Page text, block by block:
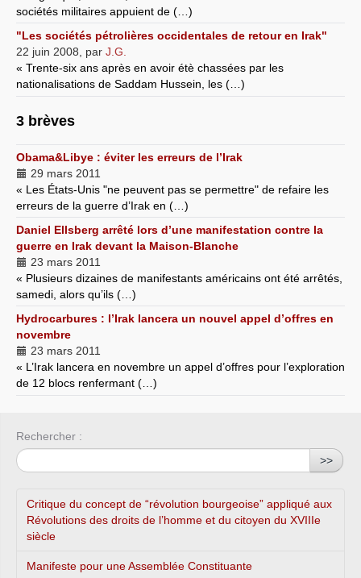
sociétés militaires appuient de (…)
"Les sociétés pétrolières occidentales de retour en Irak"
22 juin 2008
par J.G.
« Trente-six ans après en avoir étè chassées par les
nationalisations de Saddam Hussein, les (…)
3 brèves
Obama&Libye : éviter les erreurs de l’Irak
29 mars 2011
« Les États-Unis "ne peuvent pas se permettre" de refaire les
erreurs de la guerre d’Irak en (…)
Daniel Ellsberg arrêté lors d’une manifestation contre la
guerre en Irak devant la Maison-Blanche
23 mars 2011
« Plusieurs dizaines de manifestants américains ont été arrêtés,
samedi, alors qu’ils (…)
Hydrocarbures : l’Irak lancera un nouvel appel d’offres en
novembre
23 mars 2011
« L’Irak lancera en novembre un appel d’offres pour l’exploration
de 12 blocs renfermant (…)
Rechercher :
>>
Critique du concept de “révolution bourgeoise” appliqué aux
Révolutions des droits de l’homme et du citoyen du XVIIIe
siècle
Manifeste pour une Assemblée Constituante